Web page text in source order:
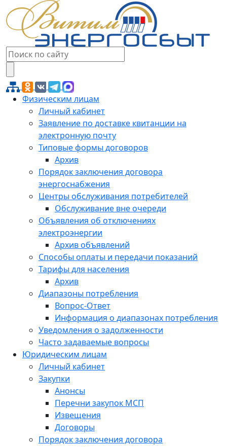
Физическим лицам
Личный кабинет
Заявление по доставке квитанции на
электронную почту
Типовые формы договоров
Архив
Порядок заключения договора
энергоснабжения
Центры обслуживания потребителей
Обслуживание вне очереди
Объявления об отключениях
электроэнергии
Архив объявлений
Способы оплаты и передачи показаний
Тарифы для населения
Архив
Диапазоны потребления
Вопрос-Ответ
Информация о диапазонах потребления
Уведомления о задолженности
Часто задаваемые вопросы
Юридическим лицам
Личный кабинет
Закупки
Анонсы
Перечни закупок МСП
Извещения
Договоры
Порядок заключения договора